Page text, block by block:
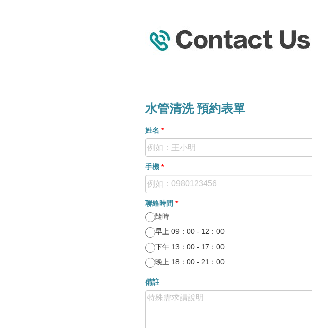
水管清洗 預約表單
姓名 *
手機 *
聯絡時間 *
隨時
早上 09：00 - 12：00
下午 13：00 - 17：00
晚上 18：00 - 21：00
備註